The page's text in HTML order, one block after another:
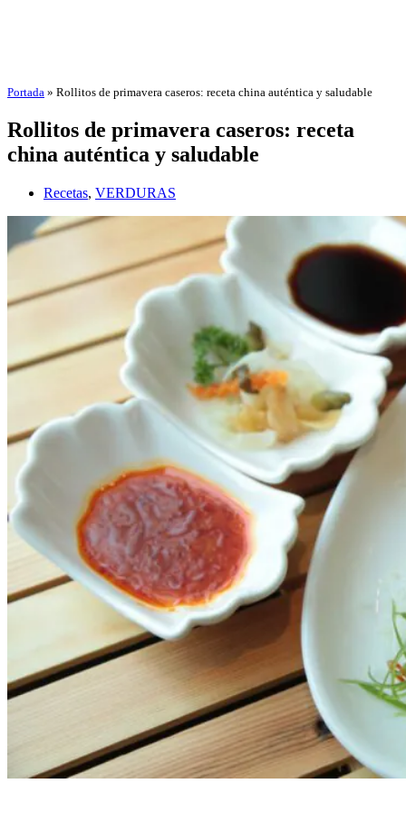
Portada » Rollitos de primavera caseros: receta china auténtica y saludable
Rollitos de primavera caseros: receta
china auténtica y saludable
Recetas, VERDURAS